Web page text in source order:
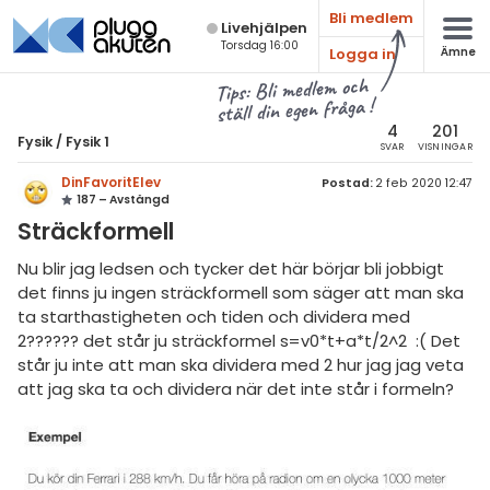
Live­hjälpen
Torsdag 16:00
Bli medlem
Logga in
Ämne
Tips: Bli medlem och
ställ din egen fråga !
Fysik / Fysik 1 4
SVAR
201
VISNINGAR
DinFavoritElev
187 – Avstängd
Postad: 2 feb 2020 12:47
Sträckformell
Nu blir jag ledsen och tycker det här börjar bli jobbigt
det finns ju ingen sträckformell som säger att man ska
ta starthastigheten och tiden och dividera med
2?????? det står ju sträckformel s=v0*t+a*t/2^2 :( Det
står ju inte att man ska dividera med 2 hur jag jag veta
att jag ska ta och dividera när det inte står i formeln?
Alla ämnen
Fysik
Alla trådar
Fysik 2
Universitet
MaFy (fysikdelen)
& Bygg
språk